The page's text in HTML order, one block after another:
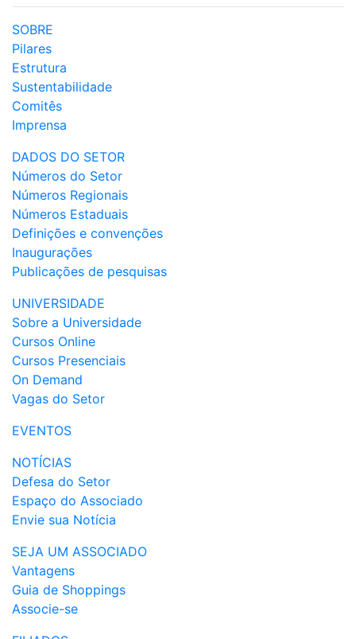
SOBRE
Pilares
Estrutura
Sustentabilidade
Comitês
Imprensa
DADOS DO SETOR
Números do Setor
Números Regionais
Números Estaduais
Definições e convenções
Inaugurações
Publicações de pesquisas
UNIVERSIDADE
Sobre a Universidade
Cursos Online
Cursos Presenciais
On Demand
Vagas do Setor
EVENTOS
NOTÍCIAS
Defesa do Setor
Espaço do Associado
Envie sua Notícia
SEJA UM ASSOCIADO
Vantagens
Guia de Shoppings
Associe-se